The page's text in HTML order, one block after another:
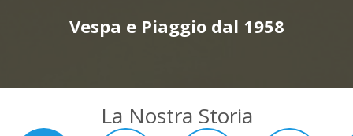
Vespa e Piaggio dal 1958
La Nostra Storia